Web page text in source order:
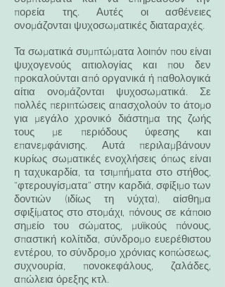
πορεία της. Αυτές οι ασθένειες
ονομάζονται ψυχοσωματικές διαταραχές.
Τα σωματικά συμπτώματα λοιπόν που είναι
ψυχογενούς αιτιολογίας και που δεν
προκαλούνται από οργανικά ή παθολογικά
αίτια ονομάζονται ψυχοσωματικά. Σε
πολλές περιπτώσεις απασχολούν το άτομο
για μεγάλο χρονικό διάστημα της ζωής
τους με περιόδους ύφεσης και
επανεμφάνισης. Αυτά περιλαμβάνουν
κυρίως σωματικές ενοχλήσεις όπως είναι
η ταχυκαρδία, τα τσιμπήματα στο στήθος,
“φτερουγίσματα” στην καρδιά, σφίξιμο των
δοντιών (ιδίως τη νύχτα), αίσθημα
σφιξίματος στο στομάχι, πόνους σε κάποιο
σημείο του σώματος, μυϊκούς πόνους,
σπαστική κολίτιδα, σύνδρομο ευερέθιστου
εντέρου, το σύνδρομο χρόνιας κοπώσεως,
συχνουρία, πονοκεφάλους, ζαλάδες,
απώλεια όρεξης κτλ.